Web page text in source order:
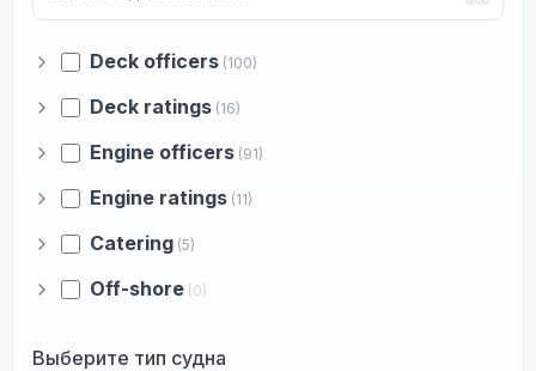
Deck officers (100)
Deck ratings (16)
Engine officers (91)
Engine ratings (11)
Catering (5)
Off-shore (0)
Выберите тип судна